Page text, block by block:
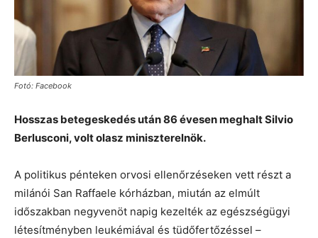
Fotó: Facebook
Hosszas betegeskedés után 86 évesen meghalt Silvio
Berlusconi, volt olasz miniszterelnök.
A politikus pénteken orvosi ellenőrzéseken vett részt a
milánói San Raffaele kórházban, miután az elmúlt
időszakban negyvenöt napig kezelték az egészségügyi
létesítményben leukémiával és tüdőfertőzéssel –